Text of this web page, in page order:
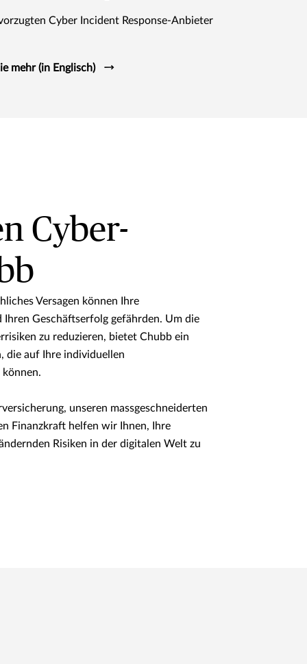
Cyber Incident Response-Anbieter
mehr (in Englisch)
Cyber-
Versagen können Ihre
Geschäftserfolg gefährden. Um die
zu reduzieren, bietet Chubb ein
die auf Ihre individuellen
unseren massgeschneiderten
Finanzkraft helfen wir Ihnen, Ihre
Risiken in der digitalen Welt zu